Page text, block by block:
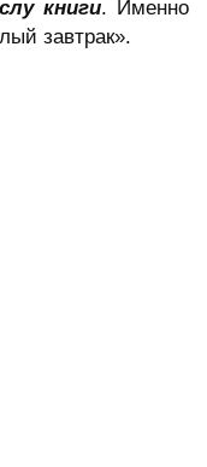
книги. Именно
завтрак».